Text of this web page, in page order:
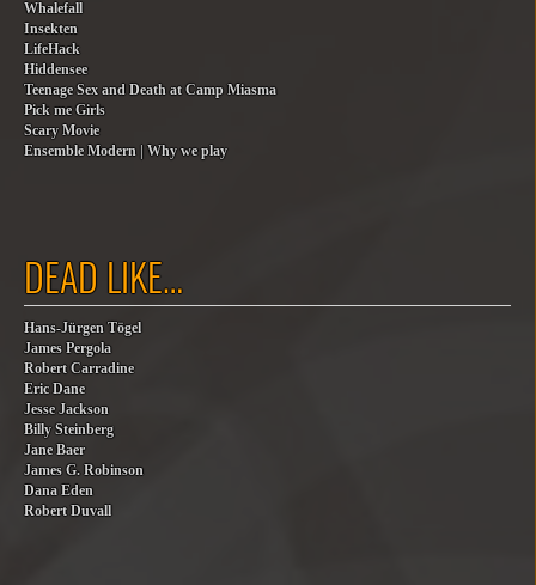
Whalefall
Insekten
LifeHack
Hiddensee
Teenage Sex and Death at Camp Miasma
Pick me Girls
Scary Movie
Ensemble Modern | Why we play
DEAD LIKE…
Hans-Jürgen Tögel
James Pergola
Robert Carradine
Eric Dane
Jesse Jackson
Billy Steinberg
Jane Baer
James G. Robinson
Dana Eden
Robert Duvall